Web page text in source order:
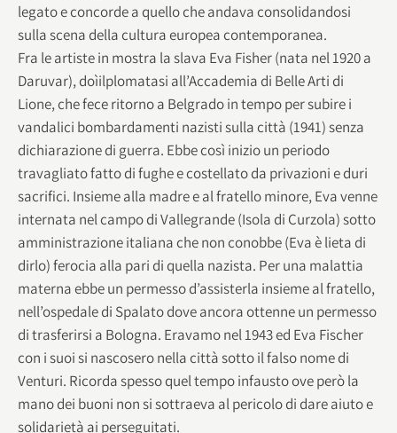
legato e concorde a quello che andava consolidandosi
sulla scena della cultura europea contemporanea.
Fra le artiste in mostra la slava Eva Fisher (nata nel 1920 a
Daruvar), doìilplomatasi all’Accademia di Belle Arti di
Lione, che fece ritorno a Belgrado in tempo per subire i
vandalici bombardamenti nazisti sulla città (1941) senza
dichiarazione di guerra. Ebbe così inizio un periodo
travagliato fatto di fughe e costellato da privazioni e duri
sacrifici. Insieme alla madre e al fratello minore, Eva venne
internata nel campo di Vallegrande (Isola di Curzola) sotto
amministrazione italiana che non conobbe (Eva è lieta di
dirlo) ferocia alla pari di quella nazista. Per una malattia
materna ebbe un permesso d’assisterla insieme al fratello,
nell’ospedale di Spalato dove ancora ottenne un permesso
di trasferirsi a Bologna. Eravamo nel 1943 ed Eva Fischer
con i suoi si nascosero nella città sotto il falso nome di
Venturi. Ricorda spesso quel tempo infausto ove però la
mano dei buoni non si sottraeva al pericolo di dare aiuto e
solidarietà ai perseguitati.